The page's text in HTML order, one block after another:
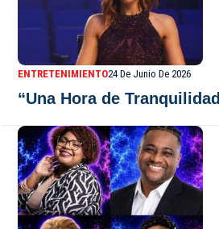
ENTRETENIMIENTO24 De Junio De 2026
“Una Hora de